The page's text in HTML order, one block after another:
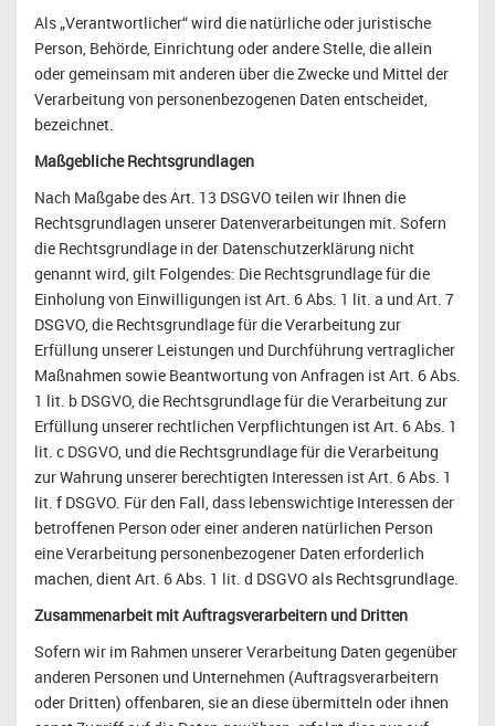
Als „Verantwortlicher“ wird die natürliche oder juristische
Person, Behörde, Einrichtung oder andere Stelle, die allein
oder gemeinsam mit anderen über die Zwecke und Mittel der
Verarbeitung von personenbezogenen Daten entscheidet,
bezeichnet.
Maßgebliche Rechtsgrundlagen
Nach Maßgabe des Art. 13 DSGVO teilen wir Ihnen die
Rechtsgrundlagen unserer Datenverarbeitungen mit. Sofern
die Rechtsgrundlage in der Datenschutzerklärung nicht
genannt wird, gilt Folgendes: Die Rechtsgrundlage für die
Einholung von Einwilligungen ist Art. 6 Abs. 1 lit. a und Art. 7
DSGVO, die Rechtsgrundlage für die Verarbeitung zur
Erfüllung unserer Leistungen und Durchführung vertraglicher
Maßnahmen sowie Beantwortung von Anfragen ist Art. 6 Abs.
1 lit. b DSGVO, die Rechtsgrundlage für die Verarbeitung zur
Erfüllung unserer rechtlichen Verpflichtungen ist Art. 6 Abs. 1
lit. c DSGVO, und die Rechtsgrundlage für die Verarbeitung
zur Wahrung unserer berechtigten Interessen ist Art. 6 Abs. 1
lit. f DSGVO. Für den Fall, dass lebenswichtige Interessen der
betroffenen Person oder einer anderen natürlichen Person
eine Verarbeitung personenbezogener Daten erforderlich
machen, dient Art. 6 Abs. 1 lit. d DSGVO als Rechtsgrundlage.
Zusammenarbeit mit Auftragsverarbeitern und Dritten
Sofern wir im Rahmen unserer Verarbeitung Daten gegenüber
anderen Personen und Unternehmen (Auftragsverarbeitern
oder Dritten) offenbaren, sie an diese übermitteln oder ihnen